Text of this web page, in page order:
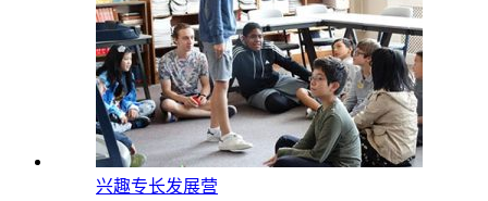
兴趣专长发展营